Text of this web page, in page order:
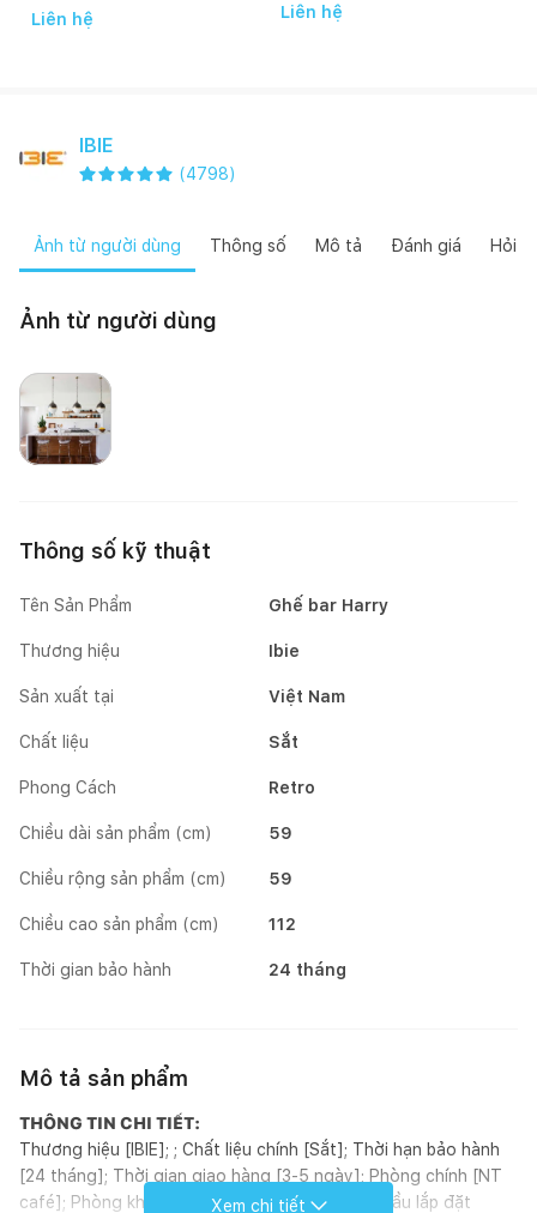
Liên hệ
Liên hệ
IBIE
(4798)
Ảnh từ người dùng Thông số Mô tả Đánh giá Hỏi
Ảnh từ người dùng
Happynest
Thông số kỹ thuật
Tên Sản Phẩm Ghế bar Harry
Thương hiệu Ibie
Sản xuất tại Việt Nam
Chất liệu Sắt
Phong Cách Retro
Chiều dài sản phẩm (cm) 59
Chiều rộng sản phẩm (cm) 59
Chiều cao sản phẩm (cm) 112
Thời gian bảo hành 24 tháng
Mô tả sản phẩm
THÔNG TIN CHI TIẾT:
Thương hiệu [IBIE]; ; Chất liệu chính [Sắt]; Thời hạn bảo hành
[24 tháng]; Thời gian giao hàng [3-5 ngày]; Phòng chính [NT
café]; Phòng khác [Ban công, sân vườn]; Yêu cầu lắp đặt
Xem chi tiết